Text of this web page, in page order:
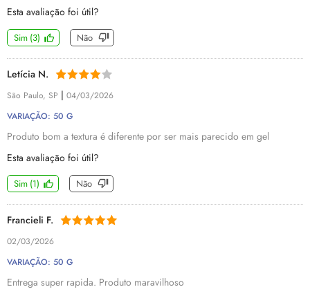
Esta avaliação foi útil?
Sim (3) Não
Letícia N.
São Paulo, SP | 04/03/2026
VARIAÇÃO: 50 G
Produto bom a textura é diferente por ser mais parecido em gel
Esta avaliação foi útil?
Sim (1) Não
Francieli F.
02/03/2026
VARIAÇÃO: 50 G
Entrega super rapida. Produto maravilhoso